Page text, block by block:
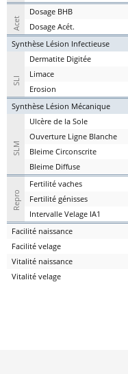
Acet
Dosage BHB
DosageAcét.
Synthèse Lésion Infectieuse
SLI
Dermatite Digitée
Limace
Erosion
Synthèse Lésion Mécanique
SLM
Ulcère de laSole
Ouverture Ligne Blanche
BleimeCirconscrite
Bleime Diffuse
Repro
Fertilitévaches
Fertilitégénisses
IntervalleVelage IA1
Facilité naissance
Facilitévelage
Vitalité naissance
Vitalitévelage